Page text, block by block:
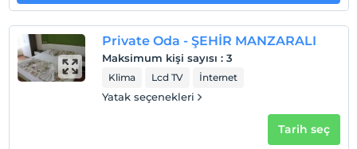
Çocuklar
2 yaşına kadar olan bebekler ücretsizdir.
Tesisin ücretsiz çocuk politkası yoktur
Private Oda - ŞEHİR MANZARALI
Maksimum kişi sayısı : 3
Klima Lcd TV İnternet
Yatak seçenekleri
Tarih seç